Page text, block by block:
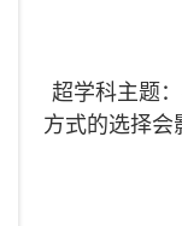
超学科主题
方式的选择